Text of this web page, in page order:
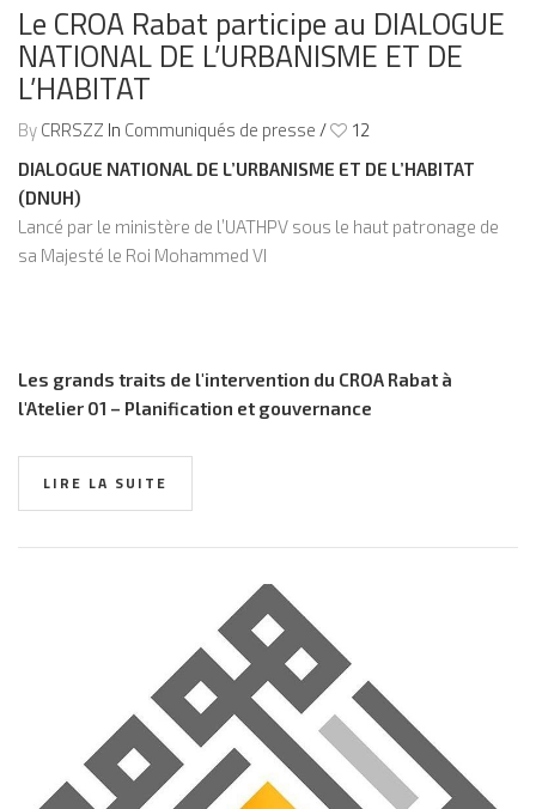
Le CROA Rabat participe au DIALOGUE
NATIONAL DE L’URBANISME ET DE
L’HABITAT
ByCRRSZZ In Communiqués de presse/ 12
DIALOGUE NATIONAL DE L’URBANISME ET DE L’HABITAT
(DNUH)
Lancé par le ministère de l’UATHPV sous le haut patronage de
sa Majesté le Roi Mohammed VI
Les grands traits de l'intervention du CROA Rabat à
l'Atelier 01 – Planification et gouvernance
LIRE LA SUITE